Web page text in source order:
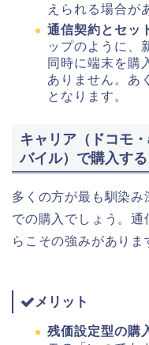
えられる場合が
通信契約とセッ
ップのように、
同時に端末を購
ありません。あ
となります。
キャリア（ドコモ
バイル）で購入す
多くの方が最も馴染
での購入でしょう。
らこその強みがありま
メリット
残価設定型の購